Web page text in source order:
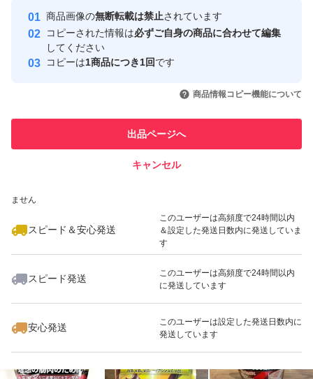
安心取引出品者
心・安全なユーザーです
取引実績
引を完了させた実績があります
での取引実績があります
ません
スピード＆安心発送
このユーザーは高頻度で24時間以内
＆設定した発送日数内に発送していま
す
スピード発送
このユーザーは高頻度で24時間以内
に発送しています
安心発送
このユーザーは設定した発送日数内に
発送しています
商品画像の無断転載は禁止されています
コピーされた情報は必ずご自身の商品に合わせて編集
してください
コピーは1商品につき1回です
商品情報コピー機能について
出品ページへ
キャンセル
いいね！
3,480